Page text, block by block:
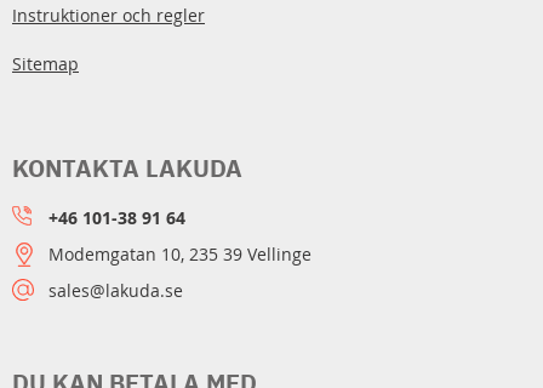
Instruktioner och regler
Sitemap
KONTAKTA LAKUDA
+46 101-38 91 64
Modemgatan 10, 235 39 Vellinge
sales@lakuda.se